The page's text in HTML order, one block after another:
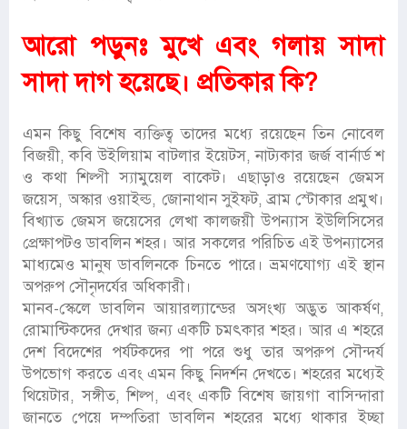
আরো পড়ুনঃমুখে এবং গলায় সাদা
সাদা দাগ হয়েছে। প্রতিকার কি?
এমন কিছু বিশেষ ব্যক্তিত্ব তাদের মধ্যে রয়েছেন তিন নোবেল
বিজয়ী, কবি উইলিয়াম বাটলার ইয়েটস, নাট্যকার জর্জ বার্নার্ড শ
ও কথা শিল্পী স্যামুয়েল বাকেট। এছাড়াও রয়েছেন জেমস
জয়েস, অস্কার ওয়াইল্ড, জোনাথান সুইফট, ব্রাম স্টোকার প্রমুখ।
বিখ্যাত জেমস জয়েসের লেখা কালজয়ী উপন্যাস ইউলিসিসের
প্রেক্ষাপটও ডাবলিন শহর। আর সকলের পরিচিত এই উপন্যাসের
মাধ্যমেও মানুষ ডাবলিনকে চিনতে পারে। ভ্রমণযোগ্য এই স্থান
অপরুপ সৌনৃদর্যের অধিকারী।
মানব-স্কেলে ডাবলিন আয়ারল্যান্ডের অসংখ্য অদ্ভুত আকর্ষণ,
রোমান্টিকদের দেখার জন্য একটি চমৎকার শহর। আর এ শহরে
দেশ বিদেশের পর্যটকদের পা পরে শুধু তার অপরুপ সৌন্দর্য
উপভোগ করতে এবং এমন কিছু নিদর্শন দেখতে। শহরের মধ্যেই
থিয়েটার, সঙ্গীত, শিল্প, এবং একটি বিশেষ জায়গা বাসিন্দারা
জানতে পেয়ে দম্পতিরা ডাবলিন শহরের মধ্যে থাকার ইচ্ছা